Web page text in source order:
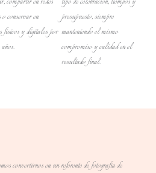
conservar en
físicos y digitales por
presupuesto, siempre
manteniendo el mismo
compromiso y calidad en el
resultado final.
convertirnos en un referente de fotografía de